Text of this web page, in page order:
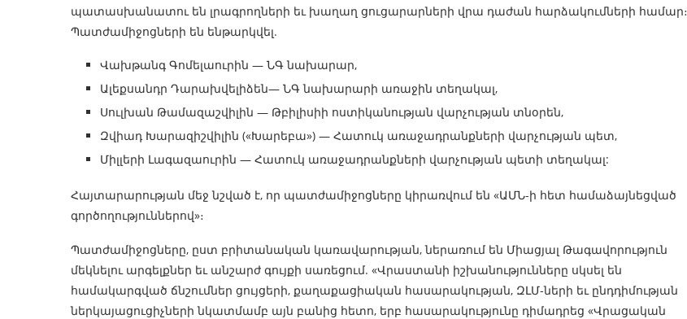
պատասխանատու են լրագրողների եւ խաղաղ ցուցարարների վրա դաժան հարձակումների համար։
Պատժամիջոցների են ենթարկվել.
Վախթանգ Գոմելաուրին — ՆԳ նախարար,
Ալեքսանդր Դարախվելիձեն— ՆԳ նախարարի առաջին տեղակալ,
Սուլխան Թամազաշվիլին — Թբիլիսիի ոստիկանության վարչության տնօրեն,
Զվիադ Խարազիշվիլին («Խարեբա») — Հատուկ առաջադրանքների վարչության պետ,
Միլլերի Լագազաուրին — Հատուկ առաջադրանքների վարչության պետի տեղակալ:
Հայտարարության մեջ նշված է, որ պատժամիջոցները կիրառվում են «ԱՄՆ-ի հետ համաձայնեցված
գործողություններով»։
Պատժամիջոցները, ըստ բրիտանական կառավարության, ներառում են Միացյալ Թագավորություն
մեկնելու արգելքներ եւ անշարժ գույքի սառեցում. «Վրաստանի իշխանությունները սկսել են
համակարգված ճնշումներ ցույցերի, քաղաքացիական հասարակության, ԶԼՄ-ների եւ ընդդիմության
ներկայացուցիչների նկատմամբ այն բանից հետո, երբ հասարակությունը դիմադրեց «Վրացական